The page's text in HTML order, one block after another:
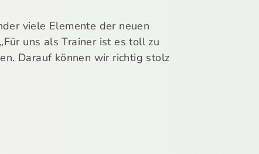
viele Elemente der neuen
uns als Trainer ist es toll zu
Darauf können wir richtig stolz